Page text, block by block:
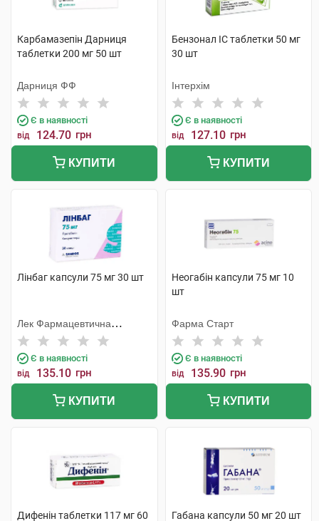
Карбамазепін Дарниця
таблетки 200 мг 50 шт
Дарниця ФФ
Є в наявності
від 124.70 грн
КУПИТИ
Бензонал IC таблетки 50 мг
30 шт
Інтерхім
Є в наявності
від 127.10 грн
КУПИТИ
Лінбаг капсули 75 мг 30 шт
Лек Фармацевтична
компанія
Є в наявності
від 135.10 грн
КУПИТИ
Неогабін капсули 75 мг 10
шт
Фарма Старт
Є в наявності
від 135.90 грн
КУПИТИ
Дифенін таблетки 117 мг 60 Габана капсули 50 мг 20 шт